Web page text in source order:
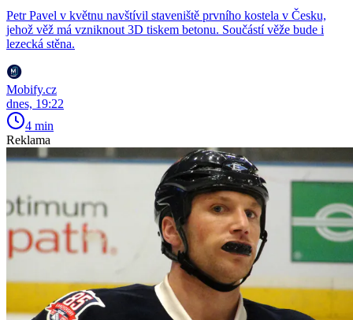
Petr Pavel v květnu navštívil staveniště prvního kostela v Česku,
jehož věž má vzniknout 3D tiskem betonu. Součástí věže bude i
lezecká stěna.
Mobify.cz
dnes, 19:22
4 min
Reklama